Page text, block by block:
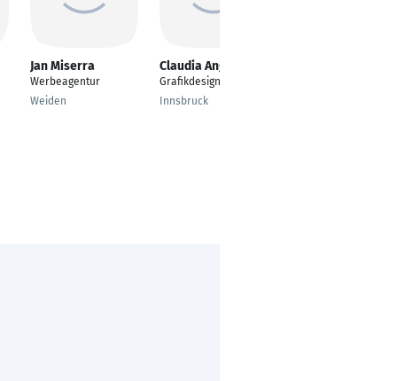
Jan Miserra
Werbeagentur
Weiden
Claudia Angerer
Grafikdesign
Innsbruck